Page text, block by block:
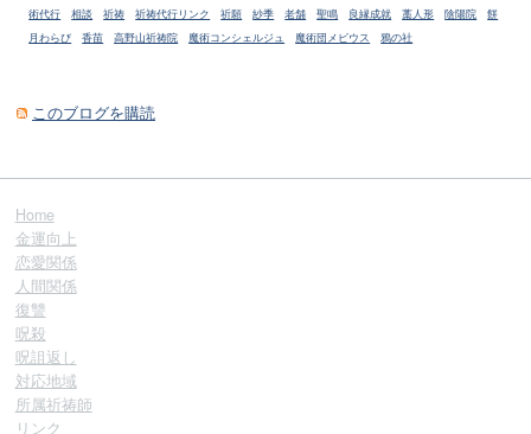
術代行
相談 祈祷 祈祷代行リンク 祈願 紗季 老舗 聖鳴 良縁成就 藁人形 陰陽院
餅
月わらび
香苗 高野山祈祷院 魔術コンシェルジュ 魔術団メビウス 鴉の社
このブログを購読
Home
金運向上
恋愛関係
人間関係
復讐
呪殺
呪詛返し
対応地域
所属祈祷師
リンク